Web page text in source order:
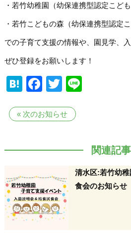
・若竹幼稚園（幼保連携型認定こども
・若竹こどもの森（幼保連携型認定こ
での子育て支援の情報や、園見学、
ぜひ登録をお願いします！
Hatena
Facebook
Twitter
« 次のお知らせ
関連記事
清水区:若竹幼
食会のお知らせ